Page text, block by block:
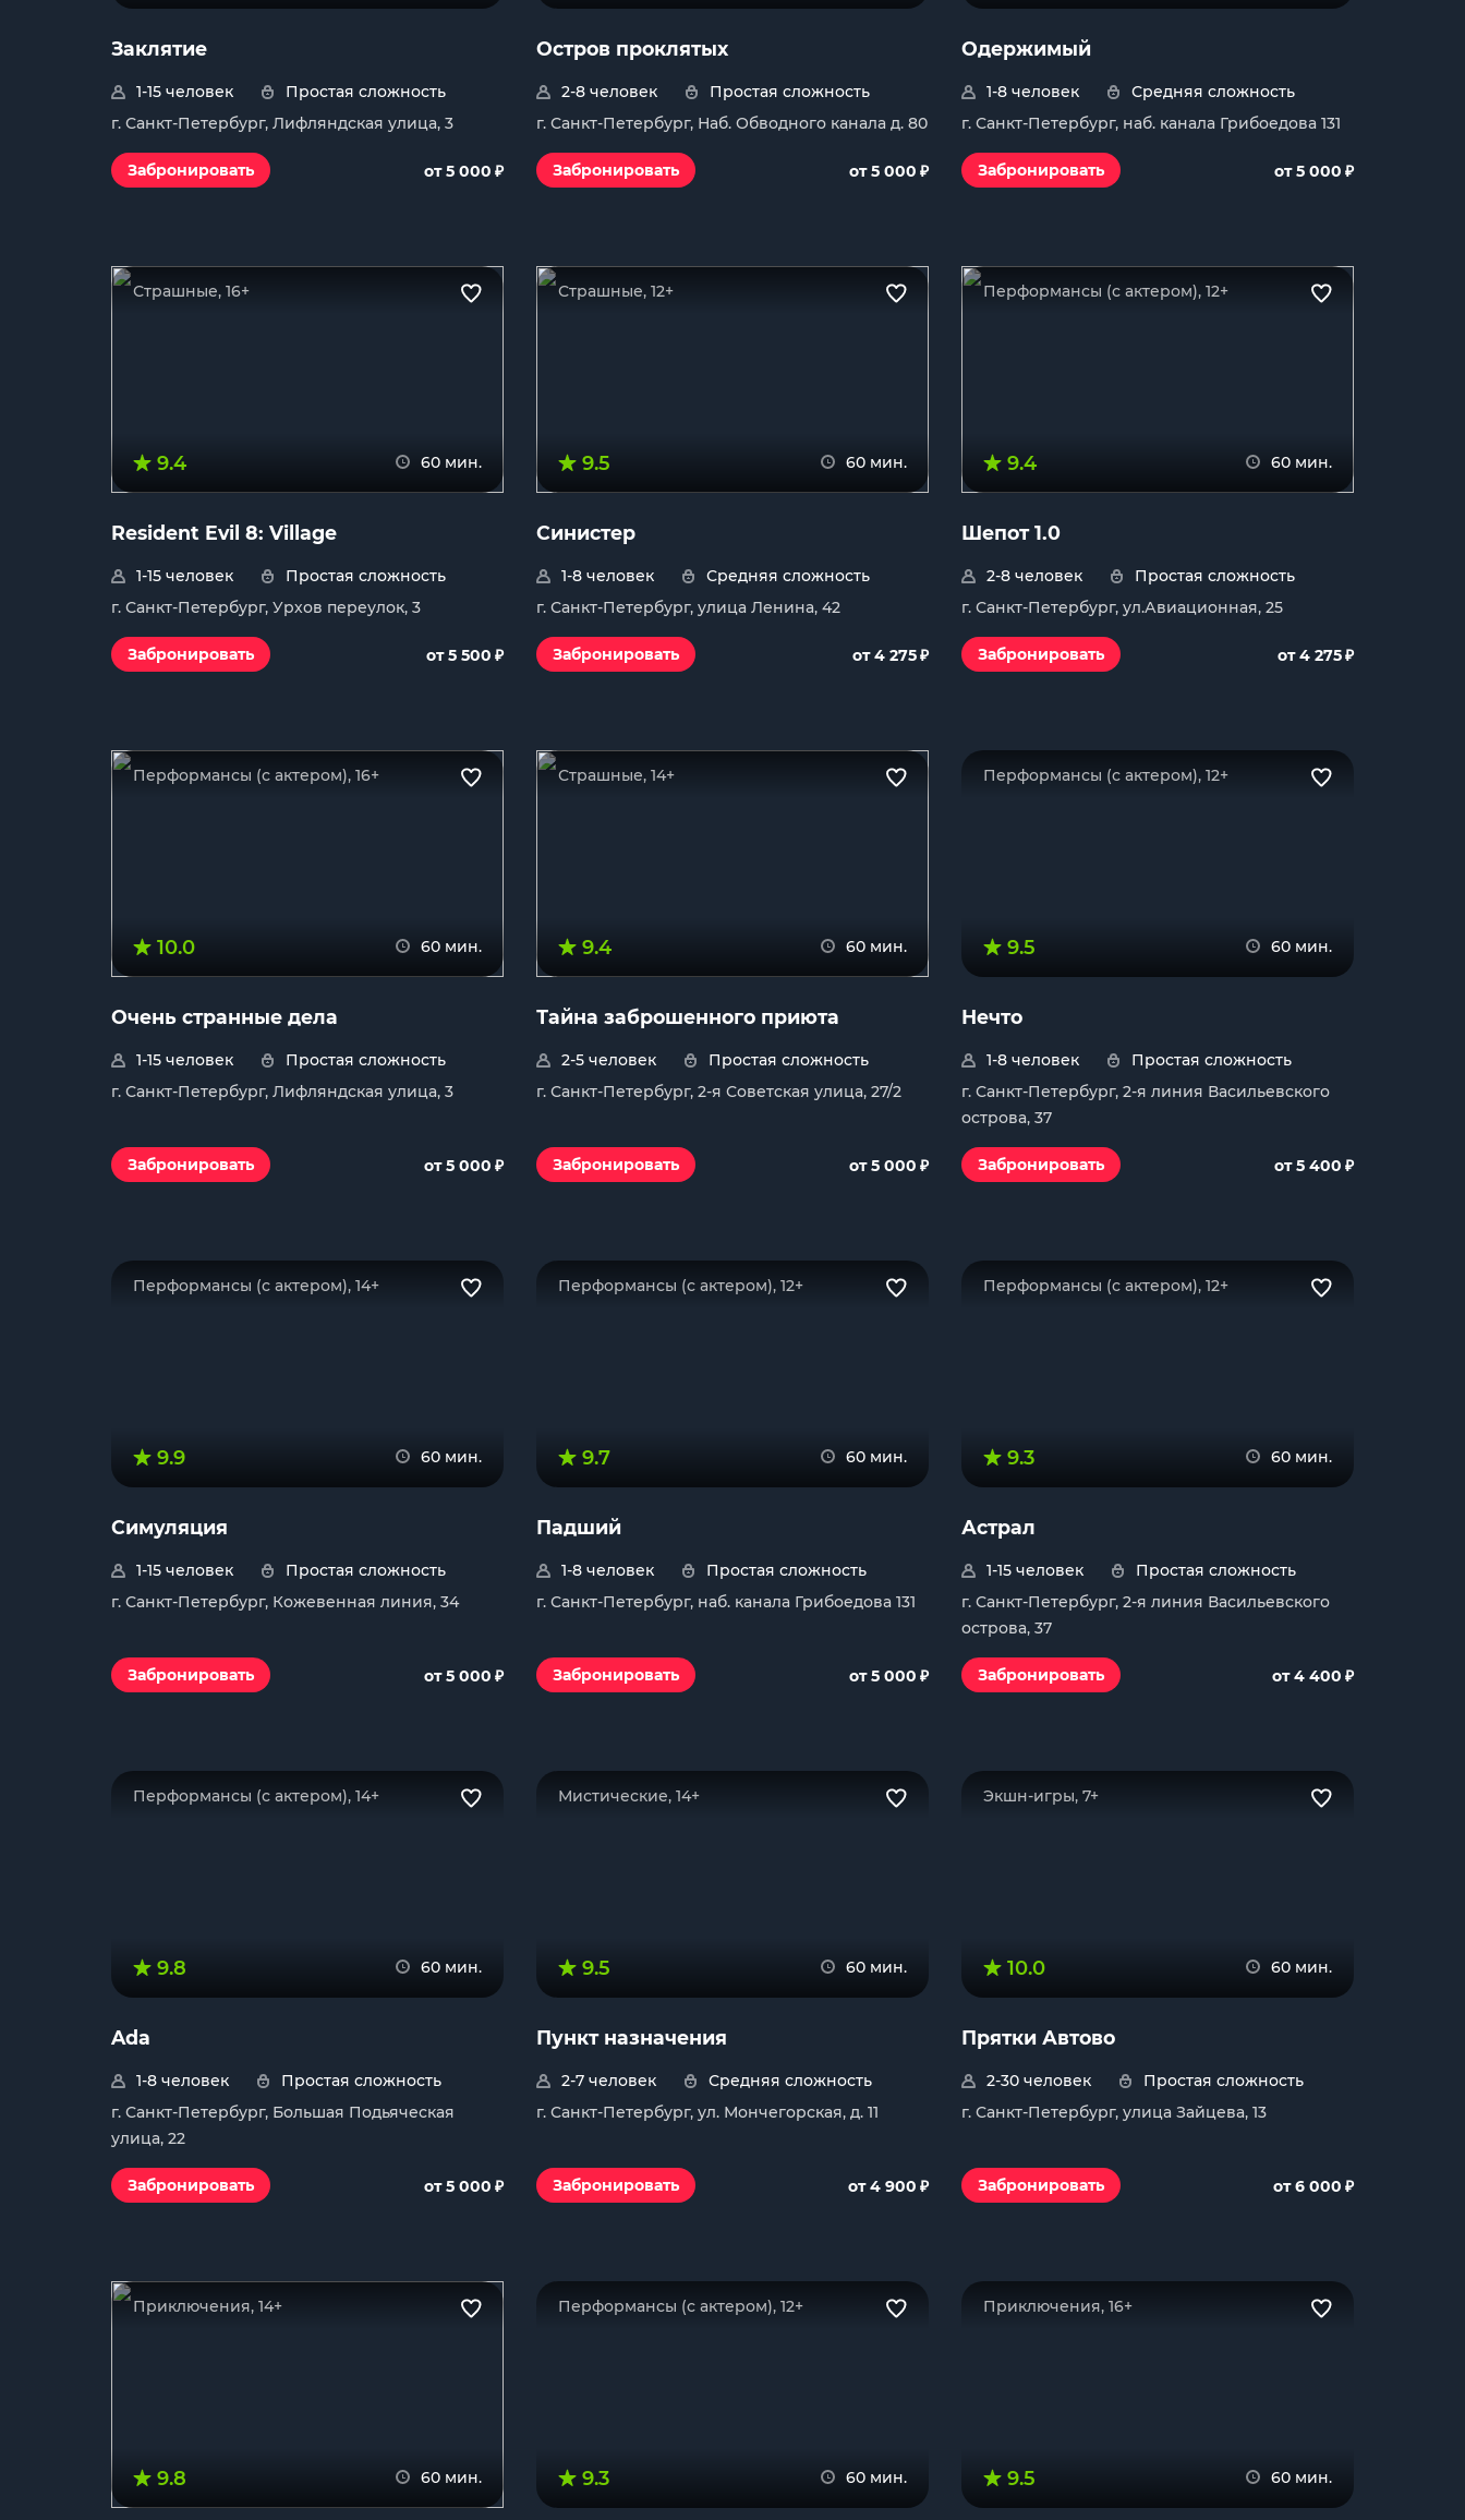
Заклятие
1-15 человек
Простая сложность
г. Санкт-Петербург, Лифляндская улица, 3
Забронировать от 5 000 ₽
Остров проклятых
2-8 человек
Простая сложность
г. Санкт-Петербург, Наб. Обводного канала д. 80
Забронировать от 5 000 ₽
Одержимый
1-8 человек
Средняя сложность
г. Санкт-Петербург, наб. канала Грибоедова 131
Забронировать от 5 000 ₽
Страшные, 16+
9.4 60 мин.
Resident Evil 8: Village
1-15 человек
Простая сложность
г. Санкт-Петербург, Урхов переулок, 3
Забронировать от 5 500 ₽
Страшные, 12+
9.5 60 мин.
Синистер
1-8 человек
Средняя сложность
г. Санкт-Петербург, улица Ленина, 42
Забронировать от 4 275₽
Перформансы (с актером), 12+
9.4 60 мин.
Шепот 1.0
2-8 человек
Простая сложность
г. Санкт-Петербург, ул.Авиационная, 25
Забронировать от 4 275₽
Перформансы (с актером), 16+
10.0 60 мин.
Очень странные дела
1-15 человек
Простая сложность
г. Санкт-Петербург, Лифляндская улица, 3
Забронировать от 5 000 ₽
Страшные, 14+
9.4 60 мин.
Тайна заброшенного приюта
2-5 человек
Простая сложность
г. Санкт-Петербург, 2-я Советская улица, 27/2
Забронировать от 5 000 ₽
Перформансы (с актером), 12+
9.5 60 мин.
Нечто
1-8 человек
Простая сложность
г. Санкт-Петербург, 2-я линия Васильевского
острова, 37
Забронировать от 5 400 ₽
Перформансы (с актером), 14+
9.9 60 мин.
Симуляция
1-15 человек
Простая сложность
г. Санкт-Петербург, Кожевенная линия, 34
Забронировать от 5 000 ₽
Перформансы (с актером), 12+
9.7 60 мин.
Падший
1-8 человек
Простая сложность
г. Санкт-Петербург, наб. канала Грибоедова 131
Забронировать от 5 000 ₽
Перформансы (с актером), 12+
9.3 60 мин.
Астрал
1-15 человек
Простая сложность
г. Санкт-Петербург, 2-я линия Васильевского
острова, 37
Забронировать от 4 400 ₽
Перформансы (с актером), 14+
9.8 60 мин.
Ada
1-8 человек
Простая сложность
г. Санкт-Петербург, Большая Подьяческая
улица, 22
Забронировать от 5 000 ₽
Мистические, 14+
9.5 60 мин.
Пункт назначения
2-7 человек
Средняя сложность
г. Санкт-Петербург, ул. Мончегорская, д. 11
Забронировать от 4 900 ₽
Экшн-игры, 7+
10.0 60 мин.
Прятки Автово
2-30 человек
Простая сложность
г. Санкт-Петербург, улица Зайцева, 13
Забронировать от 6 000 ₽
Приключения, 14+
9.8 60 мин.
Перформансы (с актером), 12+
9.3 60 мин.
Приключения, 16+
9.5 60 мин.